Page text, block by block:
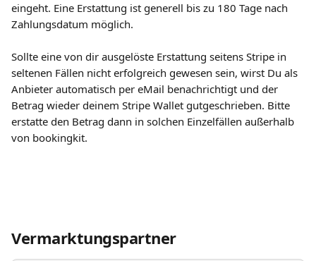
eingeht. Eine Erstattung ist generell bis zu 180 Tage nach
Zahlungsdatum möglich.
Sollte eine von dir ausgelöste Erstattung seitens Stripe in
seltenen Fällen nicht erfolgreich gewesen sein, wirst Du als
Anbieter automatisch per eMail benachrichtigt und der
Betrag wieder deinem Stripe Wallet gutgeschrieben. Bitte
erstatte den Betrag dann in solchen Einzelfällen außerhalb
von bookingkit.
Vermarktungspartner